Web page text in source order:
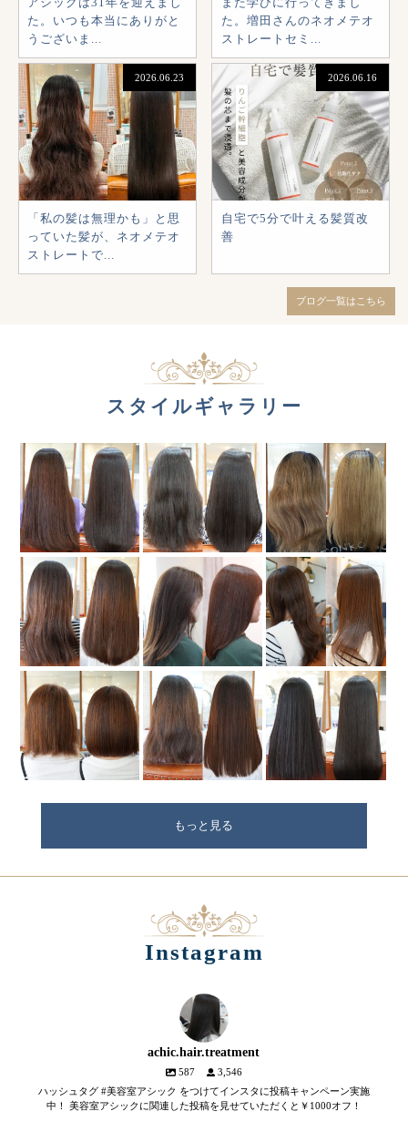
た。いつも本当にありがと
うございま...
た。増田さんのネオメテオ
ストレートセミ...
2026.06.23
「私の髪は無理かも」と思
っていた髪が、ネオメテオ
ストレートで...
2026.06.16
自宅で5分で叶える髪質改
善
ブログ一覧はこちら
スタイルギャラリー
もっと見る
Instagram
achic.hair.treatment
587
3,546
ハッシュタグ #美容室アシック をつけてインスタに投稿キャンペーン実施
中！ 美容室アシックに関連した投稿を見せていただくと￥1000オフ！